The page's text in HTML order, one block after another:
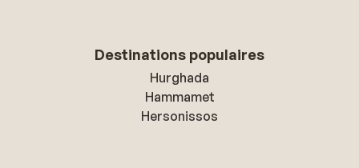
Destinations populaires
Hurghada
Hammamet
Hersonissos